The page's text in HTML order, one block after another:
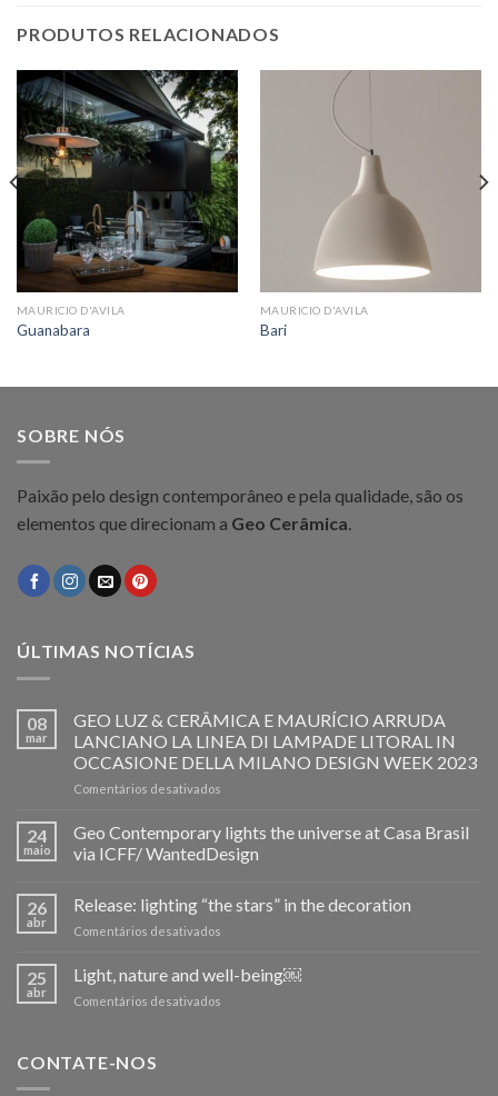
PRODUTOS RELACIONADOS
MAURICIO D'AVILA
Guanabara
MAURICIO D'AVILA
Bari
SOBRE NÓS
Paixão pelo design contemporâneo e pela qualidade, são os
elementos que direcionam a Geo Cerâmica.
ÚLTIMAS NOTÍCIAS
08
mar
GEO LUZ & CERÂMICA E MAURÍCIO ARRUDA
LANCIANO LA LINEA DI LAMPADE LITORAL IN
OCCASIONE DELLA MILANO DESIGN WEEK 2023
Comentários desativados
LUZ
&
CERÂMICA
MAURÍCIO
LINEA
24
maio
Geo Contemporary lights the universe at Casa Brasil
via ICFF/ WantedDesign
26
abr
Release: lighting “the stars” in the decoration
Comentários desativados
lighting
“the
25
abr
Light, nature and well-being￼
Comentários desativados
CONTATE-NOS